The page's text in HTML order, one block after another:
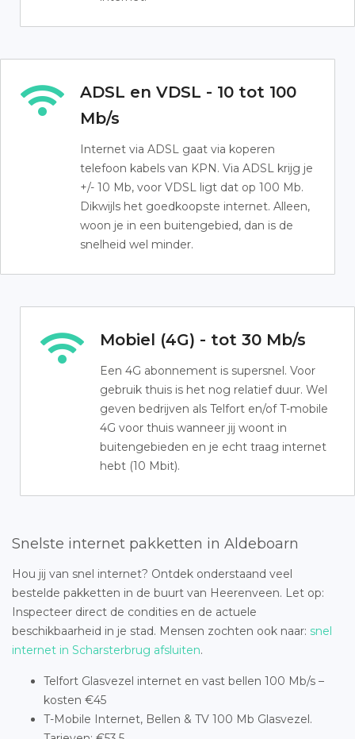
ADSL en VDSL - 10 tot 100
Mb/s
Internet via ADSL gaat via koperen
telefoon kabels van KPN. Via ADSL krijg je
+/- 10 Mb, voor VDSL ligt dat op 100 Mb.
Dikwijls het goedkoopste internet. Alleen,
woon je in een buitengebied, dan is de
snelheid wel minder.
Mobiel (4G) - tot 30 Mb/s
Een 4G abonnement is supersnel. Voor
gebruik thuis is het nog relatief duur. Wel
geven bedrijven als Telfort en/of T-mobile
4G voor thuis wanneer jij woont in
buitengebieden en je echt traag internet
hebt (10 Mbit).
Snelste internet pakketten in Aldeboarn
Hou jij van snel internet? Ontdek onderstaand veel
bestelde pakketten in de buurt van Heerenveen. Let op:
Inspecteer direct de condities en de actuele
beschikbaarheid in je stad. Mensen zochten ook naar: snel
internet in Scharsterbrug afsluiten.
Telfort Glasvezel internet en vast bellen 100 Mb/s –
kosten €45
T-Mobile Internet, Bellen & TV 100 Mb Glasvezel.